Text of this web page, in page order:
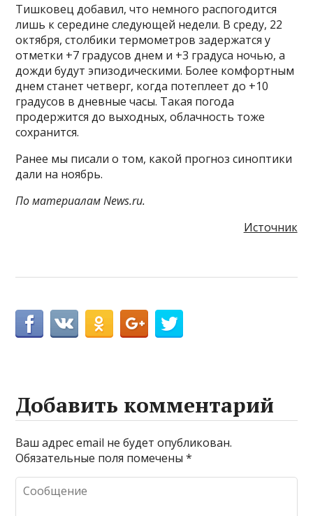
Тишковец добавил, что немного распогодится
лишь к середине следующей недели. В среду, 22
октября, столбики термометров задержатся у
отметки +7 градусов днем и +3 градуса ночью, а
дожди будут эпизодическими. Более комфортным
днем станет четверг, когда потеплеет до +10
градусов в дневные часы. Такая погода
продержится до выходных, облачность тоже
сохранится.
Ранее мы писали о том, какой прогноз синоптики
дали на ноябрь.
По материалам News.ru.
Источник
Добавить комментарий
Ваш адрес email не будет опубликован.
Обязательные поля помечены*